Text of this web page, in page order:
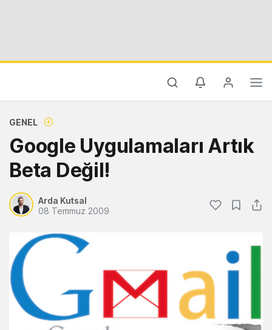
GENEL
Google Uygulamaları Artık
Beta Değil!
Arda Kutsal
08 Temmuz 2009